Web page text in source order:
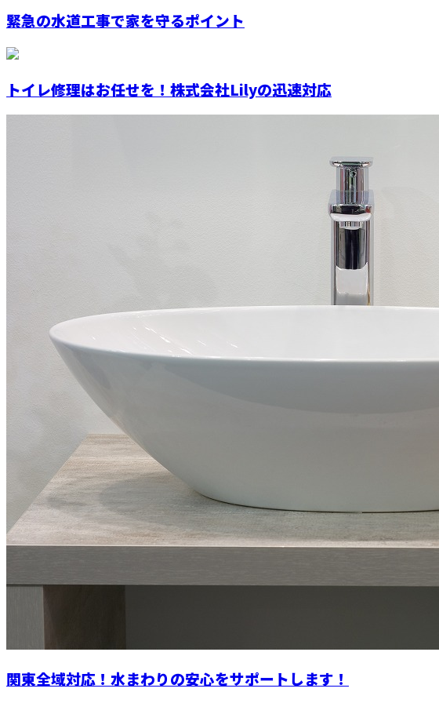
緊急の水道工事で家を守るポイント
トイレ修理はお任せを！株式会社Lilyの迅速対応
関東全域対応！水まわりの安心をサポートします！